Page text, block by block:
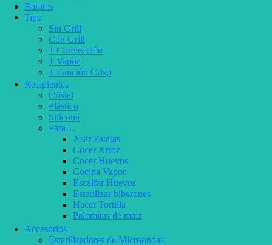
Baratos
Tipo
Sin Grill
Con Grill
+ Convección
+ Vapor
+ Función Crisp
Recipientes
Cristal
Plástico
Silicona
Para…
Asar Patatas
Cocer Arroz
Cocer Huevos
Cocina Vapor
Escalfar Huevos
Esterilizar biberones
Hacer Tortilla
Palomitas de maiz
Accesorios
Esterilizadores de Microondas